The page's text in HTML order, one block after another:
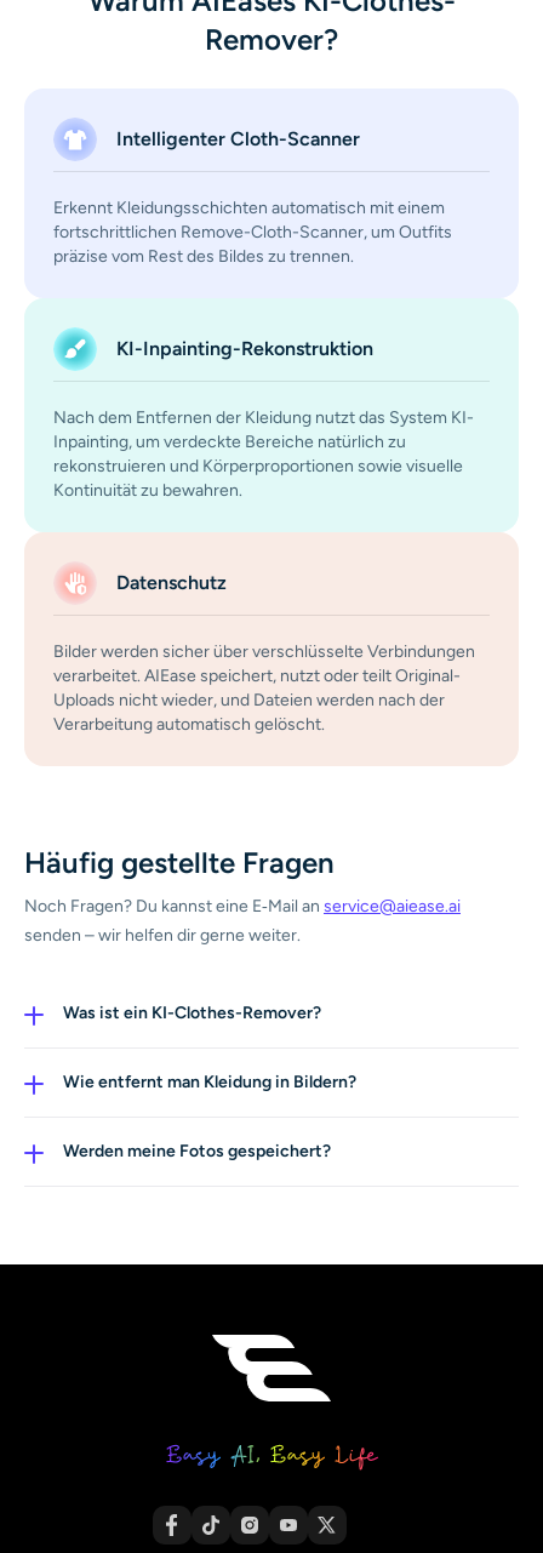
Remover?
Intelligenter Cloth-Scanner
Erkennt Kleidungsschichten automatisch mit einem
fortschrittlichen Remove-Cloth-Scanner, um Outfits
präzise vom Rest des Bildes zu trennen.
KI-Inpainting-Rekonstruktion
Nach dem Entfernen der Kleidung nutzt das System KI-
Inpainting, um verdeckte Bereiche natürlich zu
rekonstruieren und Körperproportionen sowie visuelle
Kontinuität zu bewahren.
Datenschutz
Bilder werden sicher über verschlüsselte Verbindungen
verarbeitet. AIEase speichert, nutzt oder teilt Original-
Uploads nicht wieder, und Dateien werden nach der
Verarbeitung automatisch gelöscht.
Häufig gestellte Fragen
Noch Fragen? Du kannst eine E‑Mail an service@aiease.ai
senden – wir helfen dir gerne weiter.
Was ist ein KI-Clothes-Remover?
Tool, das Kleidungsschichten in Bildern scannt und
Wie entfernt man Kleidung in Bildern?
und das System scannt und entfernt Kleidungsschichten
Werden meine Fotos gespeichert?